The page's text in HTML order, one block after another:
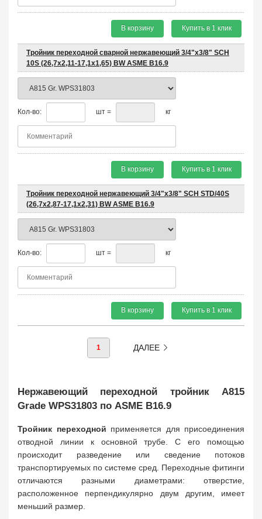
В корзину Купить в 1 клик
Тройник переходной сварной нержавеющий 3/4"х3/8" SCH
10S (26,7х2,11-17,1х1,65) BW ASME B16.9
Кол-во: шт = кг
В корзину Купить в 1 клик
Тройник переходной нержавеющий 3/4"х3/8" SCH STD/40S
(26,7x2,87-17,1x2,31) BW ASME B16.9
Кол-во: шт = кг
В корзину Купить в 1 клик
1 ДАЛЕЕ
Нержавеющий переходной тройник A815
Grade WPS31803 по ASME B16.9
Тройник переходной применяется для присоединения
отводной линии к основной трубе. С его помощью
происходит разведение или сведение потоков
транспортируемых по системе сред. Переходные фитинги
отличаются разными диаметрами: отверстие,
расположенное перпендикулярно двум другим, имеет
меньший размер.